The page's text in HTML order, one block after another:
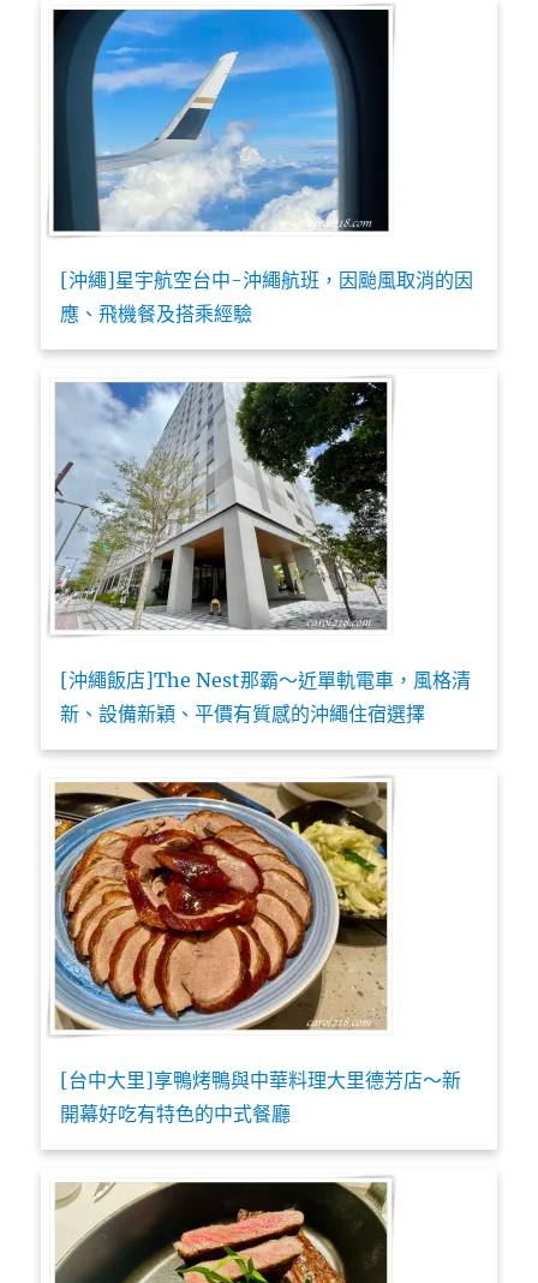
[沖繩]星宇航空台中-沖繩航班，因颱風取消的因
應、飛機餐及搭乘經驗
[沖繩飯店]The Nest那霸～近單軌電車，風格清
新、設備新穎、平價有質感的沖繩住宿選擇
[台中大里]享鴨烤鴨與中華料理大里德芳店～新
開幕好吃有特色的中式餐廳